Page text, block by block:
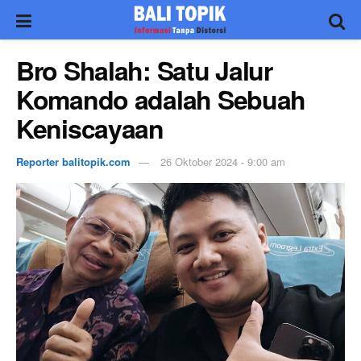
Bro Shalah: Satu Jalur
Komando adalah Sebuah
Keniscayaan
Reporter balitopik.com 26 Oktober 2024 - 9:00 am